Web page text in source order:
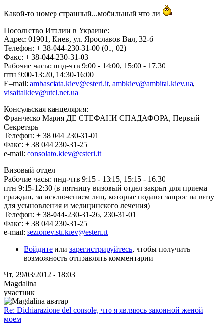
Какой-то номер странный...мобильный что ли
Посольство Италии в Украине:
Адрес: 01901, Киев, ул. Ярославов Вал, 32-б
Телефон: + 38-044-230-31-00 (01, 02)
Факс: + 38-044-230-31-03
Рабочие часы: пнд-чтв 9:00 - 14:00, 15:00 - 17.30
птн 9:00-13:20, 14:30-16:00
E–mail: ambasciata.kiev@esteri.it, ambkiev@ambital.kiev.ua,
visaitalkiev@utel.net.ua
Консульская канцелярия:
Франческо Мария ДЕ СТЕФАНИ СПАДАФОРА, Первый
Секретарь
Телефон: + 38 044 230-31-01
Факс: + 38 044 230-31-25
e-mail: consolato.kiev@esteri.it
Визовый отдел
Рабочие часы: пнд-чтв 9:15 - 13:15, 15:15 - 16.30
птн 9:15-12:30 (в пятницу визовый отдел закрыт для приема
граждан, за исключением лиц, которые подают запрос на визу
для усыновления и медицинского лечения)
Телефон: + 38-044-230-31-26, 230-31-01
Факс: + 38 044 230-31-25
e-mail: sezionevisti.kiev@esteri.it
Войдите или зарегистрируйтесь, чтобы получить
возможность отправлять комментарии
Чт, 29/03/2012 - 18:03
Magdalina
участник
Re: Dichiarazione del console, что я являюсь законной женой
моем